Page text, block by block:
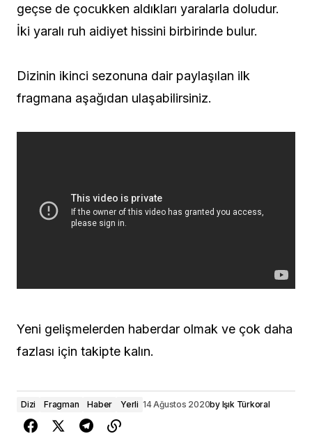
geçse de çocukken aldıkları yaralarla doludur.
İki yaralı ruh aidiyet hissini birbirinde bulur.
Dizinin ikinci sezonuna dair paylaşılan ilk
fragmana aşağıdan ulaşabilirsiniz.
Yeni gelişmelerden haberdar olmak ve çok daha
fazlası için takipte kalın.
Dizi Fragman Haber Yerli 14 Ağustos 2020by Işık Türkoral